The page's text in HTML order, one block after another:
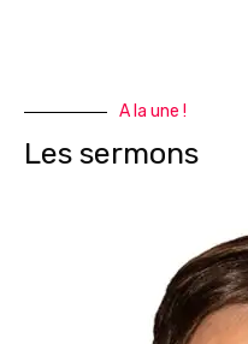
A la une !
Les sermons